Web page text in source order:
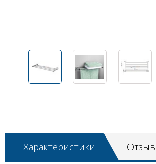
Характеристики